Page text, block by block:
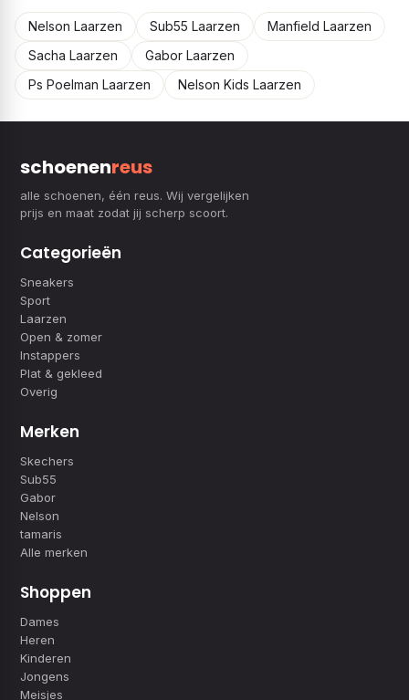
Nelson Laarzen Sub55 Laarzen
Manfield Laarzen
Sacha Laarzen
Gabor Laarzen
Ps Poelman Laarzen
Nelson Kids Laarzen
schoenenreus
alle schoenen, één reus. Wij vergelijken
prijs en maat zodat jij scherp scoort.
Categorieën
Sneakers
Sport
Laarzen
Open & zomer
Instappers
Plat & gekleed
Overig
Merken
Skechers
Sub55
Gabor
Nelson
tamaris
Alle merken
Shoppen
Dames
Heren
Kinderen
Jongens
Meisjes